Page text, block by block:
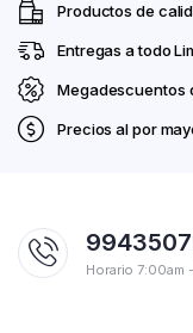
Productos de
Entregas a todo
Megadescuentos
Precios al por
Horario 7:00am